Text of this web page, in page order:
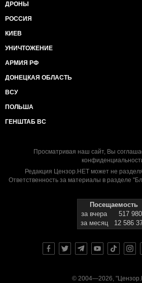
ДРОНЫ
РОССИЯ
КИЕВ
УНИЧТОЖЕНИЕ
АРМИЯ РФ
ДОНЕЦКАЯ ОБЛАСТЬ
ВСУ
ПОЛЬША
ГЕНШТАБ ВС
Просматривая наш сайт, Вы
Редакция Цензор.НЕТ может не
Ответственность за материалы в разделе
Посещаемость
за вчера
517 980
за месяц
12 586
© 2004—2026,